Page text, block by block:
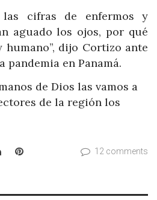
las cifras de enfermos y
aguado los ojos, por qué
dijo Cortizo ante
pandemia en Panamá.
de Dios las vamos a
de la región los
LinkedInPinterest 12 comments